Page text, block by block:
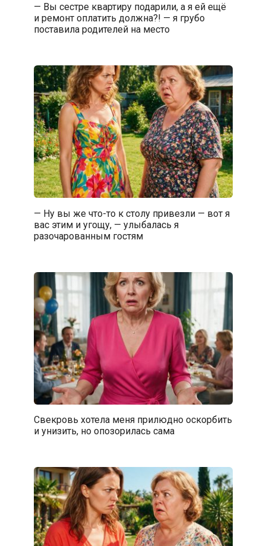
— Вы сестре квартиру подарили, а я ей ещё
и ремонт оплатить должна?! — я грубо
поставила родителей на место
— Ну вы же что-то к столу привезли — вот я
вас этим и угощу, — улыбалась я
разочарованным гостям
Свекровь хотела меня прилюдно оскорбить
и унизить, но опозорилась сама